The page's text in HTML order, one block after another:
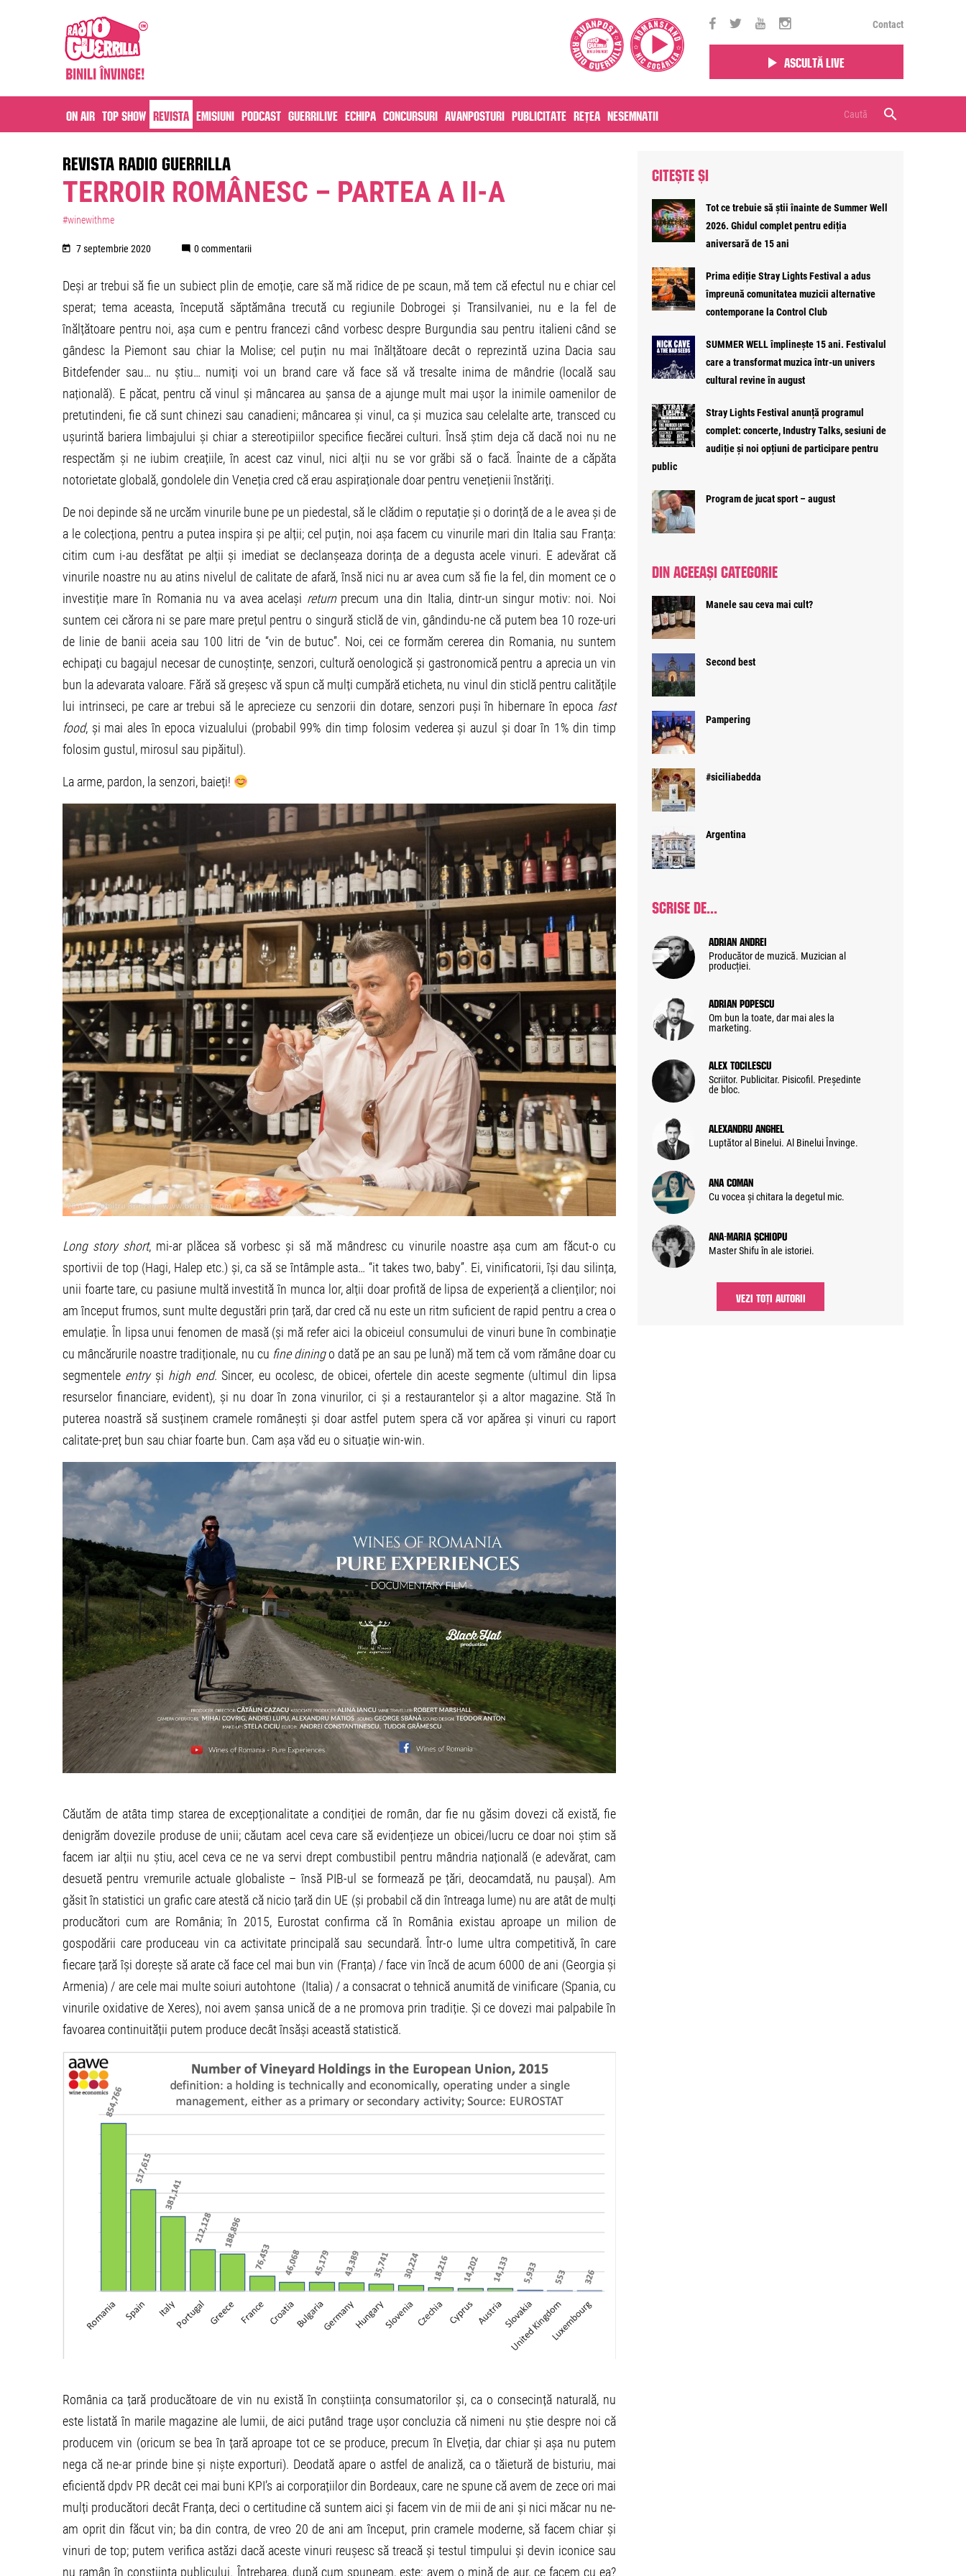
Contact
Ascultă live
On air Top Show Revista Emisiuni Podcast Guerrilive Echipa Concursuri Avanposturi Publicitate Rețea Nesemnatii
REVISTA RADIO GUERRILLA
TERROIR ROMÂNESC – PARTEA A II-A
#winewithme
7 septembrie 2020 0 commentarii
Deși ar trebui să fie un subiect plin de emoție, care să mă ridice de pe scaun, mă tem că efectul nu e chiar cel
sperat; tema aceasta, începută săptămâna trecută cu regiunile Dobrogei și Transilvaniei, nu e la fel de
înălțătoare pentru noi, așa cum e pentru francezi când vorbesc despre Burgundia sau pentru italieni când se
gândesc la Piemont sau chiar la Molise; cel puțin nu mai înălțătoare decât o reprezintă uzina Dacia sau
Bitdefender sau… nu știu… numiți voi un brand care vă face să vă tresalte inima de mândrie (locală sau
națională). E păcat, pentru că vinul și mâncarea au șansa de a ajunge mult mai ușor la inimile oamenilor de
pretutindeni, fie că sunt chinezi sau canadieni; mâncarea și vinul, ca și muzica sau celelalte arte, transced cu
ușurintă bariera limbajului și chiar a stereotipiilor specifice fiecărei culturi. Însă știm deja că dacă noi nu ne
respectăm și ne iubim creațiile, în acest caz vinul, nici alții nu se vor grăbi să o facă. Înainte de a căpăta
notorietate globală, gondolele din Veneția cred că erau aspiraționale doar pentru venețienii înstăriți.
De noi depinde să ne urcăm vinurile bune pe un piedestal, să le clădim o reputație și o dorință de a le avea și de
a le colecționa, pentru a putea inspira și pe alții; cel puțin, noi așa facem cu vinurile mari din Italia sau Franța:
citim cum i-au desfătat pe alții și imediat se declanșeaza dorința de a degusta acele vinuri. E adevărat că
vinurile noastre nu au atins nivelul de calitate de afară, însă nici nu ar avea cum să fie la fel, din moment ce o
investiție mare în Romania nu va avea același returnprecum una din Italia, dintr-un singur motiv: noi. Noi
suntem cei cărora ni se pare mare prețul pentru o singură sticlă de vin, gândindu-ne că putem bea 10 roze-uri
de linie de banii aceia sau 100 litri de “vin de butuc”. Noi, cei ce formăm cererea din Romania, nu suntem
echipați cu bagajul necesar de cunoștințe, senzori, cultură oenologică și gastronomică pentru a aprecia un vin
bun la adevarata valoare. Fără să greșesc vă spun că mulți cumpără eticheta, nu vinul din sticlă pentru calitățile
lui intrinseci, pe care ar trebui să le aprecieze cu senzorii din dotare, senzori puși în hibernare în epoca fast
food, și mai ales în epoca vizualului (probabil 99% din timp folosim vederea și auzul și doar în 1% din timp
folosim gustul, mirosul sau pipăitul).
La arme, pardon, la senzori, baieți!
Long story short, mi-ar plăcea să vorbesc și să mă mândresc cu vinurile noastre așa cum am făcut-o cu
sportivii de top (Hagi, Halep etc.) și, ca să se întâmple asta… “it takes two, baby”. Ei, vinificatorii, își dau silința,
unii foarte tare, cu pasiune multă investită în munca lor, alții doar profită de lipsa de experiență a clienților; noi
am început frumos, sunt multe degustări prin țară, dar cred că nu este un ritm suficient de rapid pentru a crea o
emulație. În lipsa unui fenomen de masă (și mă refer aici la obiceiul consumului de vinuri bune în combinație
cu mâncărurile noastre tradiționale, nu cu fine diningo dată pe an sau pe lună) mă tem că vom rămâne doar cu
segmentele entryși high end. Sincer, eu ocolesc, de obicei, ofertele din aceste segmente (ultimul din lipsa
resurselor financiare, evident), și nu doar în zona vinurilor, ci și a restaurantelor și a altor magazine. Stă în
puterea noastră să susținem cramele românești și doar astfel putem spera că vor apărea și vinuri cu raport
calitate-preț bun sau chiar foarte bun. Cam așa văd eu o situație win-win.
Căutăm de atâta timp starea de excepționalitate a condiției de român, dar fie nu găsim dovezi că există, fie
denigrăm dovezile produse de unii; căutam acel ceva care să evidențieze un obicei/lucru ce doar noi știm să
facem iar alții nu știu, acel ceva ce ne va servi drept combustibil pentru mândria națională (e adevărat, cam
desuetă pentru vremurile actuale globaliste – însă PIB-ul se formează pe țări, deocamdată, nu paușal). Am
găsit în statistici un grafic care atestă că nicio țară din UE (și probabil că din întreaga lume) nu are atât de mulți
producători cum are România; în 2015, Eurostat confirma că în România existau aproape un milion de
gospodării care produceau vin ca activitate principală sau secundară. Într-o lume ultra competitivă, în care
fiecare țară își dorește să arate că face cel mai bun vin (Franța) / face vin încă de acum 6000 de ani (Georgia și
Armenia) / are cele mai multe soiuri autohtone (Italia) / a consacrat o tehnică anumită de vinificare (Spania, cu
vinurile oxidative de Xeres), noi avem șansa unică de a ne promova prin tradiție. Și ce dovezi mai palpabile în
favoarea continuității putem produce decât însăși această statistică.
România ca țară producătoare de vin nu există în conștiința consumatorilor și, ca o consecință naturală, nu
este listată în marile magazine ale lumii, de aici putând trage ușor concluzia că nimeni nu știe despre noi că
producem vin (oricum se bea în țară aproape tot ce se produce, precum în Elveția, dar chiar și așa nu putem
nega că ne-ar prinde bine și niște exporturi). Deodată apare o astfel de analiză, ca o tăietură de bisturiu, mai
eficientă dpdv PR decât cei mai buni KPI’s ai corporațiilor din Bordeaux, care ne spune că avem de zece ori mai
mulți producători decât Franța, deci o certitudine că suntem aici și facem vin de mii de ani și nici măcar nu ne-
am oprit din făcut vin; ba din contra, de vreo 20 de ani am început, prin cramele moderne, să facem chiar și
vinuri de top; putem verifica astăzi dacă aceste vinuri reușesc să treacă și testul timpului și devin iconice sau
nu ramân în conștiința publicului. Întrebarea, după cum spuneam, este: avem o mină de aur, ce facem cu ea?
CITEȘTE ȘI
Tot ce trebuie să știi înainte de Summer Well
2026. Ghidul complet pentru ediția
aniversară de 15 ani
Prima ediție Stray Lights Festival a adus
împreună comunitatea muzicii alternative
contemporane la Control Club
SUMMER WELL împlinește 15 ani. Festivalul
care a transformat muzica într-un univers
cultural revine în august
Stray Lights Festival anunță programul
complet: concerte, Industry Talks, sesiuni de
audiție și noi opțiuni de participare pentru
public
Program de jucat sport – august
DIN ACEEAȘI CATEGORIE
Manele sau ceva mai cult?
Second best
Pampering
#siciliabedda
Argentina
SCRISE DE...
Adrian Andrei
Producător de muzică. Muzician al
producției.
Adrian Popescu
Om bun la toate, dar mai ales la
marketing.
Alex Tocilescu
Scriitor. Publicitar. Pisicofil. Președinte
de bloc.
Alexandru Anghel
Luptător al Binelui. Al Binelui Învinge.
Ana Coman
Cu vocea și chitara la degetul mic.
Ana-Maria Șchiopu
Master Shifu în ale istoriei.
VEZI TOȚI AUTORII